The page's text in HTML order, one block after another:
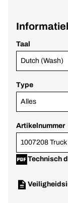
Taal
Dutch (Wash)
Type
Alles
Artikelnummer
1007208
Technisch